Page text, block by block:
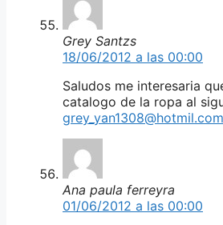
Grey Santzs
18/06/2012 a las 00:00
Saludos me interesaria
catalogo de la ropa al
grey_yan1308@hotmil.com
Ana paula ferreyra
01/06/2012 a las 00:00